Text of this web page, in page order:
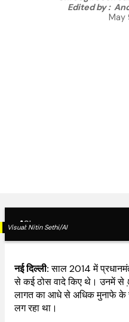
Edited by :
May
Visual: Nitin Sethi/AI
Share
नई दिल्ली:साल 2014 में
से कई ठोस वादे किए थे। उनमें से
लागत का आधे से अधिक मुनाफे के
लग रहा था।